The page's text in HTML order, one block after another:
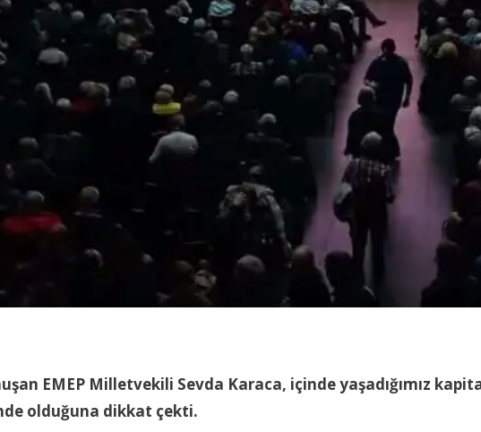
EMEP Milletvekili Sevda Karaca, içinde yaşadığımız
olduğuna dikkat çekti.